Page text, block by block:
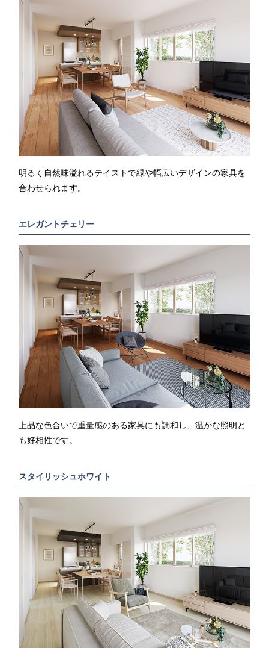
明るく自然味溢れるテイストで緑や幅広いデザインの家具を
合わせられます。
エレガントチェリー
上品な色合いで重量感のある家具にも調和し、温かな照明と
も好相性です。
スタイリッシュホワイト